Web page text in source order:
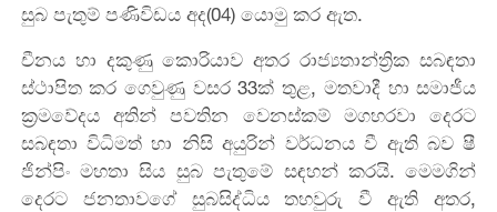
සුබ පැතුම් පණිවිඩය අද(04) යොමු කර ඇත.
චීනය හා දකුණු කොරියාව අතර රාජ්‍යතාන්ත්‍රික සබඳතා
ස්ථාපිත කර ‍ගෙවුණු වසර 33ක් තුළ, මතවාදී හා සමාජීය
ක්‍රමවේදය අතින් පවතින වෙනස්කම් මගහරවා දෙරට
සබඳතා විධිමත් හා නිසි අයුරින් වර්ධනය වී ඇති බව ෂී
ජින්පිං මහතා සිය සුබ පැතුමේ සඳහන් කරයි. මෙමගින්
දෙරට ජනතාවගේ සුබසිද්ධිය තහවුරු වී ඇති අතර,